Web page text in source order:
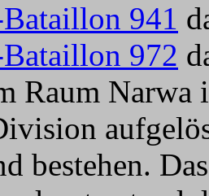
941
972
Raum
bestehen.